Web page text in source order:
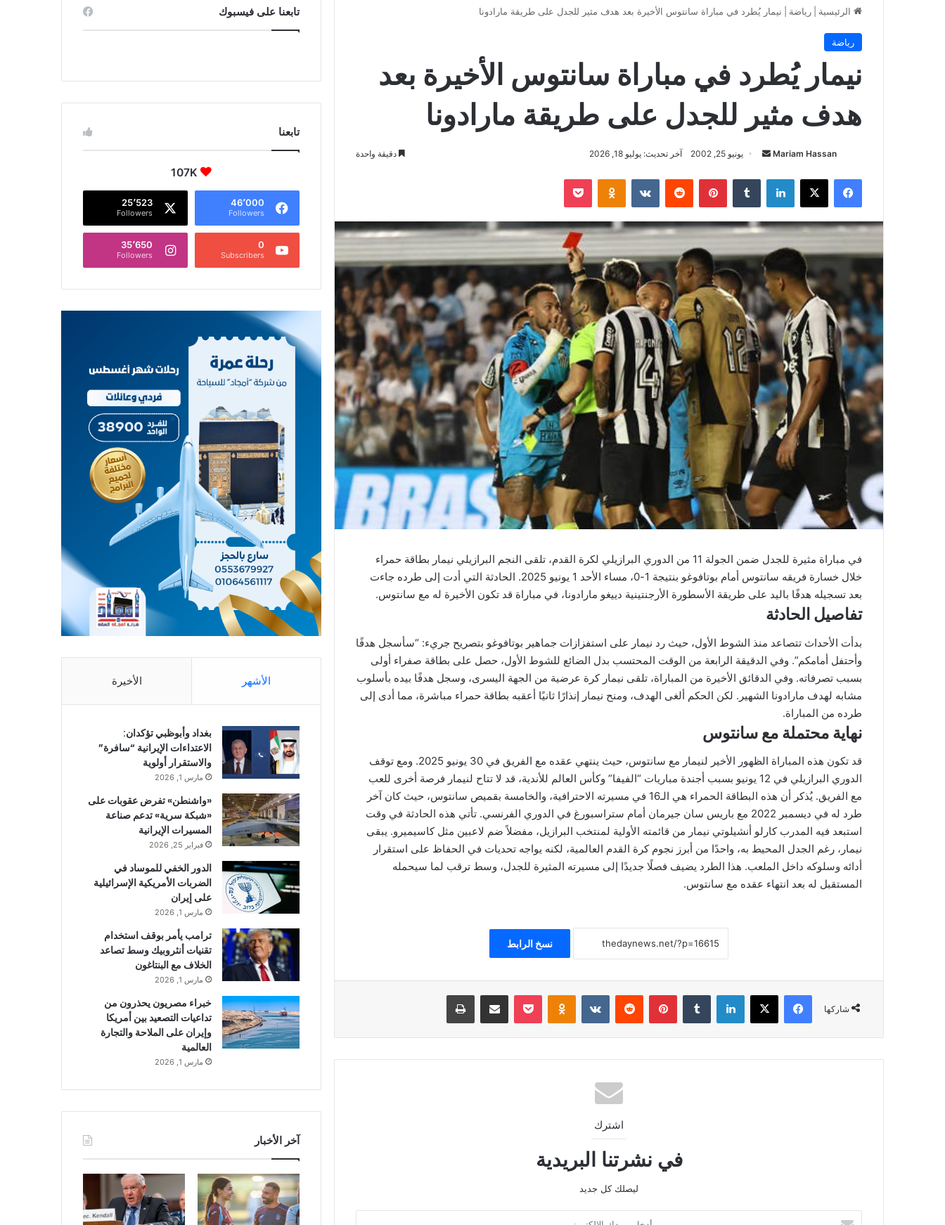
الرئيسية رياضة نيمار يُطرد في مباراة سانتوس الأخيرة بعد هدف مثير للجدل على طريقة مارادونا
رياضة
نيمار يُطرد في مباراة سانتوس الأخيرة بعد
هدف مثير للجدل على طريقة مارادونا
Mariam Hassan
أرسل
إلكترونيا
يونيو 25, 2002 آخر تحديث: يوليو 18, 2026 دقيقة واحدة
فيسبوك ‫X لينكدإن بينتيريست Odnoklassniki
‫Pocket
في مباراة مثيرة للجدل ضمن الجولة 11 من الدوري البرازيلي لكرة القدم، تلقى النجم البرازيلي نيمار بطاقة حمراء
خلال خسارة فريقه سانتوس أمام بوتافوغو بنتيجة 1-0، مساء الأحد 1 يونيو 2025. الحادثة التي أدت إلى طرده جاءت
بعد تسجيله هدفًا باليد على طريقة الأسطورة الأرجنتينية دييغو مارادونا، في مباراة قد تكون الأخيرة له مع سانتوس.
تفاصيل الحادثة
بدأت الأحداث تتصاعد منذ الشوط الأول، حيث رد نيمار على استفزازات جماهير بوتافوغو بتصريح جريء: “سأسجل هدفًا
وأحتفل أمامكم”. وفي الدقيقة الرابعة من الوقت المحتسب بدل الضائع للشوط الأول، حصل على بطاقة صفراء أولى
بسبب تصرفاته. وفي الدقائق الأخيرة من المباراة، تلقى نيمار كرة عرضية من الجهة اليسرى، وسجل هدفًا بيده بأسلوب
مشابه لهدف مارادونا الشهير. لكن الحكم ألغى الهدف، ومنح نيمار إنذارًا ثانيًا أعقبه بطاقة حمراء مباشرة، مما أدى إلى
طرده من المباراة.
نهاية محتملة مع سانتوس
قد تكون هذه المباراة الظهور الأخير لنيمار مع سانتوس، حيث ينتهي عقده مع الفريق في 30 يونيو 2025. ومع توقف
الدوري البرازيلي في 12 يونيو بسبب أجندة مباريات “الفيفا” وكأس العالم للأندية، قد لا تتاح لنيمار فرصة أخرى للعب
مع الفريق. يُذكر أن هذه البطاقة الحمراء هي الـ16 في مسيرته الاحترافية، والخامسة بقميص سانتوس، حيث كان آخر
طرد له في ديسمبر 2022 مع باريس سان جيرمان أمام ستراسبورغ في الدوري الفرنسي. تأتي هذه الحادثة في وقت
استبعد فيه المدرب كارلو أنشيلوتي نيمار من قائمته الأولية لمنتخب البرازيل، مفضلاً ضم لاعبين مثل كاسيميرو. يبقى
نيمار، رغم الجدل المحيط به، واحدًا من أبرز نجوم كرة القدم العالمية، لكنه يواجه تحديات في الحفاظ على استقرار
أدائه وسلوكه داخل الملعب. هذا الطرد يضيف فصلًا جديدًا إلى مسيرته المثيرة للجدل، وسط ترقب لما سيحمله
المستقبل له بعد انتهاء عقده مع سانتوس.
نسخ الرابط
شاركها
فيسبوك ‫X لينكدإن بينتيريست Odnoklassniki
‫Pocket مشاركة عبر البريد طباعة
اشترك
في نشرتنا البريدية
ليصلك كل جديد
تابعنا على فيسبوك
تابعنا
107K
46٬000
Followers
25٬523
Followers
0
Subscribers
35٬650
Followers
الأشهر الأخيرة
بغداد وأبوظبي تؤكدان:
الاعتداءات الإيرانية “سافرة”
والاستقرار أولوية
مارس 1, 2026
«واشنطن» تفرض عقوبات على
«شبكة سرية» تدعم صناعة
المسيرات الإيرانية
فبراير 25, 2026
الدور الخفي للموساد في
الضربات الأمريكية الإسرائيلية
على إيران
مارس 1, 2026
ترامب يأمر بوقف استخدام
تقنيات أنثروبيك وسط تصاعد
الخلاف مع البنتاغون
مارس 1, 2026
خبراء مصريون يحذرون من
تداعيات التصعيد بين أمريكا
وإيران على الملاحة والتجارة
العالمية
مارس 1, 2026
آخر الأخبار